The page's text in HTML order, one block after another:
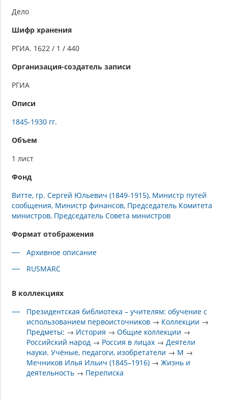
Дело
Шифр хранения
РГИА. 1622 / 1 / 440
Организация-создатель записи
РГИА
Описи
1845-1930 гг.
Объем
1 лист
Фонд
Витте, гр. Сергей Юльевич (1849-1915), Министр путей
сообщения, Министр финансов, Председатель Комитета
министров, Председатель Совета министров
Формат отображения
Архивное описание
RUSMARC
В коллекциях
Президентская библиотека – учителям: обучение с
использованием первоисточников → Коллекции →
Предметы: → История →Общие коллекции →
Российский народ → Россия в лицах →Деятели
науки. Учёные, педагоги, изобретатели → М →
Мечников Илья Ильич (1845–1916) →Жизнь и
деятельность → Переписка